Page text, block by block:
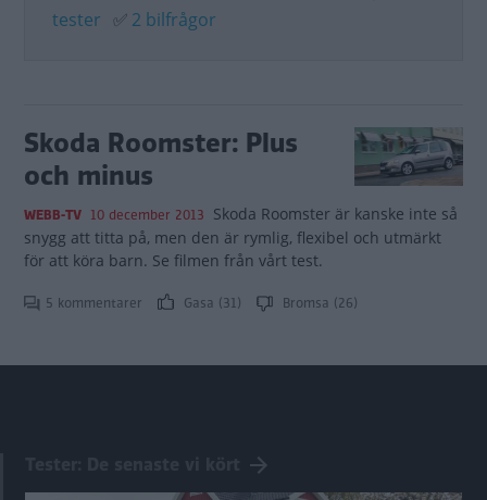
tester ✅ 2 bilfrågor
Skoda Roomster: Plus
och minus
WEBB-TV 10 december 2013 Skoda Roomster är kanske inte så
snygg att titta på, men den är rymlig, flexibel och utmärkt
för att köra barn. Se filmen från vårt test.
5 kommentarer Gasa (31) Bromsa (26)